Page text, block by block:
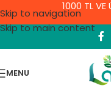
Skip to navigation
Skip to main content
1000 TL VE
MENU